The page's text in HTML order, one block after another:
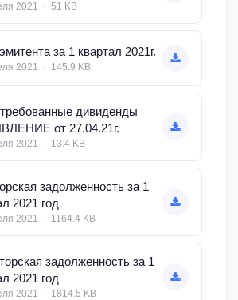
2021 · 51 KB
за 1 квартал 2021г.
2021 · 145.9 KB
дивиденды
от 27.04.21г.
2021 · 13.4 KB
задолженность за 1
2021 год
2021 · 1164.4 KB
задолженность за 1
2021 год
2021 · 1814.5 KB